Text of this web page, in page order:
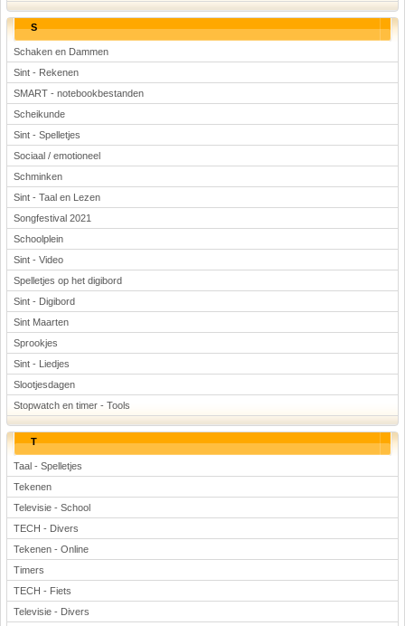
S
Schaken en Dammen
Sint - Rekenen
SMART - notebookbestanden
Scheikunde
Sint - Spelletjes
Sociaal / emotioneel
Schminken
Sint - Taal en Lezen
Songfestival 2021
Schoolplein
Sint - Video
Spelletjes op het digibord
Sint - Digibord
Sint Maarten
Sprookjes
Sint - Liedjes
Slootjesdagen
Stopwatch en timer - Tools
T
Taal - Spelletjes
Tekenen
Televisie - School
TECH - Divers
Tekenen - Online
Timers
TECH - Fiets
Televisie - Divers